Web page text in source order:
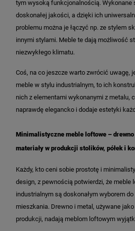
tym wysoką funkcjonalnością. Wykonane
doskonałej jakości, a dzięki ich
problemu można je łączyć np. ze stylem
innymi stylami. Meble te dają możliwość
niezwykłego klimatu.
Coś, na co jeszcze warto zwrócić uwagę,
meble w stylu industrialnym, to ich
nich z elementami wykonanymi z metalu,
naprawdę elegancko i dodaje estetyki
Minimalistyczne meble loftowe – drewno
materiały w produkcji stolików, półek i
Każdy, kto ceni sobie prostotę i
design, z pewnością potwierdzi, że meble
industrialnym są doskonałym wyborem
mieszkania. Drewno i metal, używane jako
produkcji, nadają meblom loftowym